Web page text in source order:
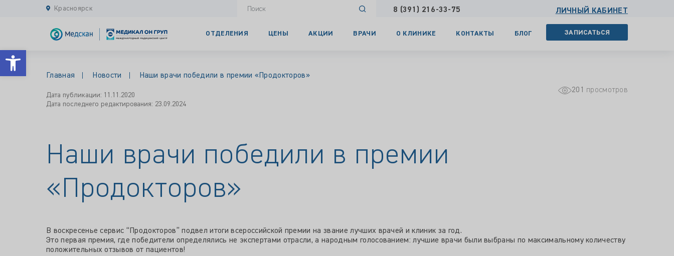
Открыть панель инструментов
Красноярск 8 (391) 216-33-75 ЛИЧНЫЙ КАБИНЕТ
ОТДЕЛЕНИЯ ЦЕНЫ АКЦИИ ВРАЧИ О КЛИНИКЕ КОНТАКТЫ БЛОГ ЗАПИСАТЬСЯ
Главная Новости Наши врачи победили в премии «Продокторов»
Дата публикации: 11.11.2020
Дата последнего редактирования: 23.09.2024
201 просмотров
Наши врачи победили в премии
«Продокторов»
В воскресенье сервис “Продокторов” подвел итоги всероссийской премии на звание лучших врачей и клиник за год.
Это первая премия, где победители определялись не экспертами отрасли, а народным голосованием: лучшие врачи были выбраны по максимальному количеству
положительных отзывов от пациентов!